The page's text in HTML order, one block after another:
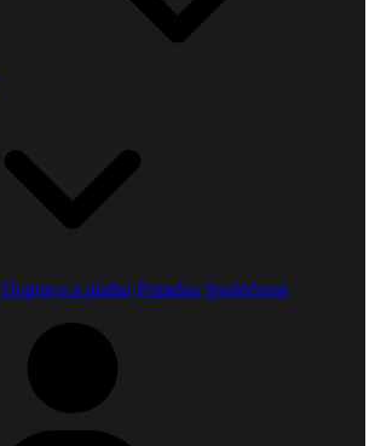
Doprava a platba Poradna Společnost